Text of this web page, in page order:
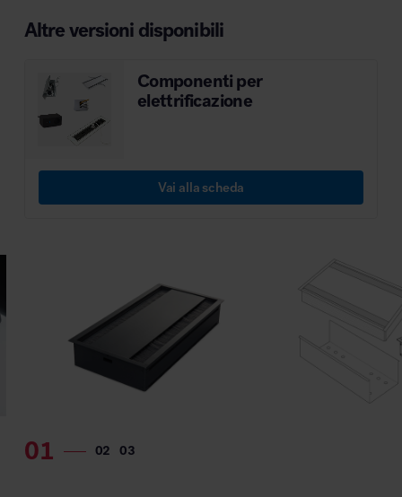
Altre versioni disponibili
Componenti per
elettrificazione
Vai alla scheda